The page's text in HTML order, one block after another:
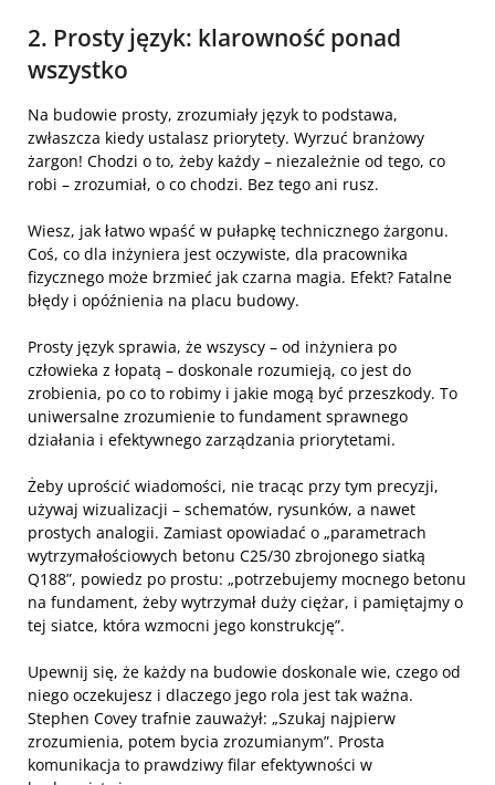
2. Prosty język: klarowność ponad
wszystko
Na budowie prosty, zrozumiały język to podstawa,
zwłaszcza kiedy ustalasz priorytety. Wyrzuć branżowy
żargon! Chodzi o to, żeby każdy – niezależnie od tego, co
robi – zrozumiał, o co chodzi. Bez tego ani rusz.
Wiesz, jak łatwo wpaść w pułapkę technicznego żargonu.
Coś, co dla inżyniera jest oczywiste, dla pracownika
fizycznego może brzmieć jak czarna magia. Efekt? Fatalne
błędy i opóźnienia na placu budowy.
Prosty język sprawia, że wszyscy – od inżyniera po
człowieka z łopatą – doskonale rozumieją, co jest do
zrobienia, po co to robimy i jakie mogą być przeszkody. To
uniwersalne zrozumienie to fundament sprawnego
działania i efektywnego zarządzania priorytetami.
Żeby uprościć wiadomości, nie tracąc przy tym precyzji,
używaj wizualizacji – schematów, rysunków, a nawet
prostych analogii. Zamiast opowiadać o „parametrach
wytrzymałościowych betonu C25/30 zbrojonego siatką
Q188”, powiedz po prostu: „potrzebujemy mocnego betonu
na fundament, żeby wytrzymał duży ciężar, i pamiętajmy o
tej siatce, która wzmocni jego konstrukcję”.
Upewnij się, że każdy na budowie doskonale wie, czego od
niego oczekujesz i dlaczego jego rola jest tak ważna.
Stephen Covey trafnie zauważył: „Szukaj najpierw
zrozumienia, potem bycia zrozumianym”. Prosta
komunikacja to prawdziwy filar efektywności w